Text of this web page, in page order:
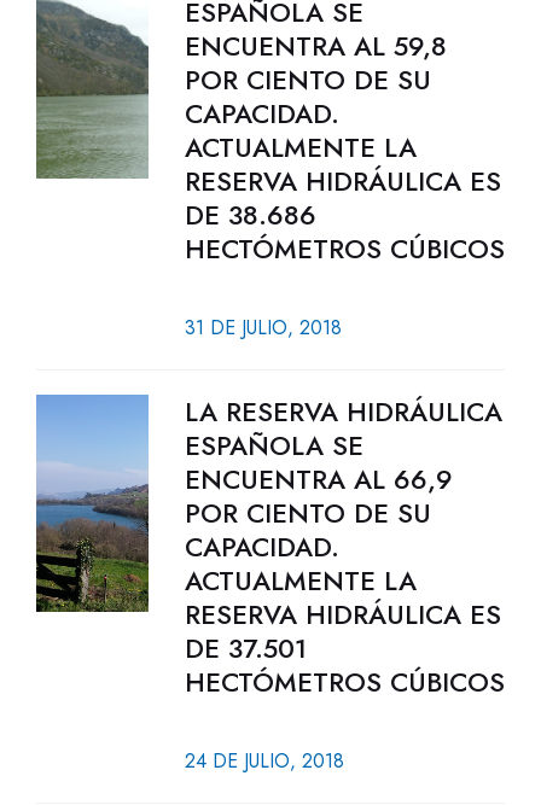
ESPAÑOLA SE
ENCUENTRA AL 59,8
POR CIENTO DE SU
CAPACIDAD.
ACTUALMENTE LA
RESERVA HIDRÁULICA ES
DE 38.686
HECTÓMETROS CÚBICOS
31 DE JULIO, 2018
LA RESERVA HIDRÁULICA
ESPAÑOLA SE
ENCUENTRA AL 66,9
POR CIENTO DE SU
CAPACIDAD.
ACTUALMENTE LA
RESERVA HIDRÁULICA ES
DE 37.501
HECTÓMETROS CÚBICOS
24 DE JULIO, 2018